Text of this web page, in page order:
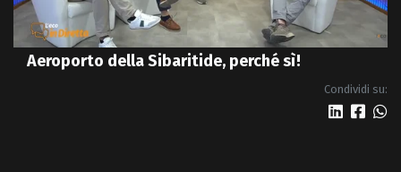
Aeroporto della Sibaritide, perché sì!
Condividi su: